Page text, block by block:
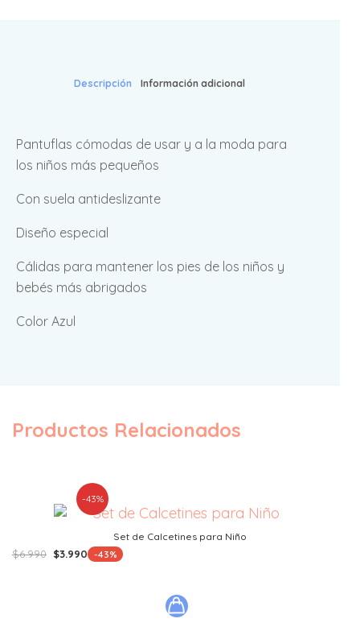
Descripción Información adicional
Pantuflas cómodas de usar y a la moda para
los niños más pequeños
Con suela antideslizante
Diseño especial
Cálidas para mantener los pies de los niños y
bebés más abrigados
Color Azul
Productos Relacionados
Set de Calcetines para Niño
$6.990 El
$3.990El
precio
-43%
-43%